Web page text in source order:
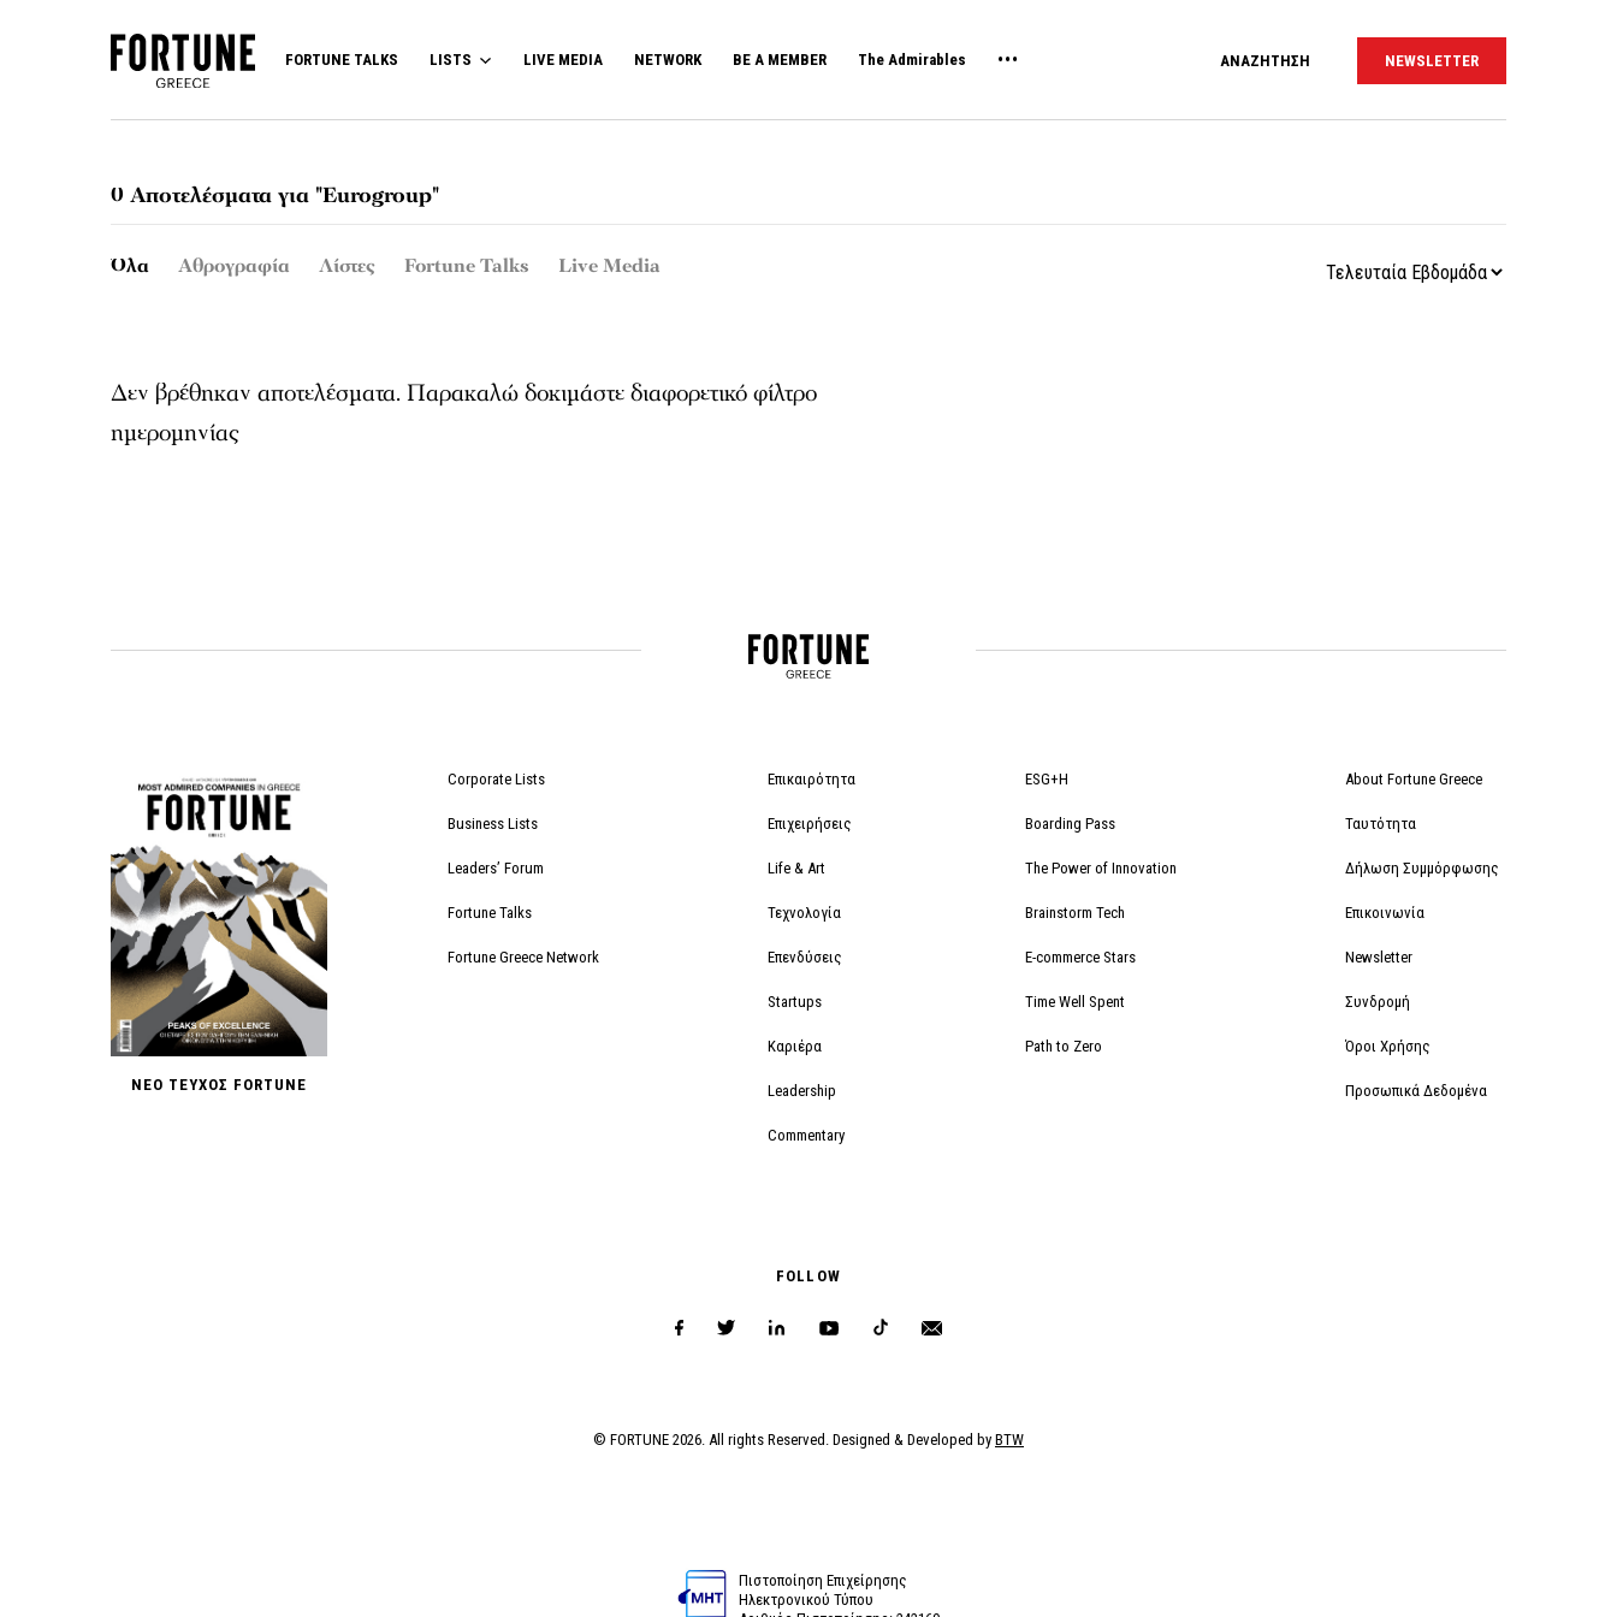
FORTUNE TALKS LISTS LIVE MEDIA NETWORK BE A MEMBER The Admirables ΑΝΑΖΗΤΗΣΗ NEWSLETTER
0 Αποτελέσματα για "Eurogroup"
Όλα Αθρογραφία Λίστες Fortune Talks Live Media
Δεν βρέθηκαν αποτελέσματα. Παρακαλώ δοκιμάστε διαφορετικό φίλτρο
ημερομηνίας
ΝΕΟ ΤΕΥΧΟΣ FORTUNE
Corporate Lists
Business Lists
Leaders’ Forum
Fortune Talks
Fortune Greece Network
Επικαιρότητα
Επιχειρήσεις
Life & Art
Τεχνολογία
Επενδύσεις
Startups
Καριέρα
Leadership
Commentary
ESG+H
Boarding Pass
The Power of Innovation
Brainstorm Tech
E-commerce Stars
Time Well Spent
Path to Zero
About Fortune Greece
Ταυτότητα
Δήλωση Συμμόρφωσης
Επικοινωνία
Newsletter
Συνδρομή
Όροι Χρήσης
Προσωπικά Δεδομένα
FOLLOW
© FORTUNE 2026. All rights Reserved. Designed & Developed by BTW
Πιστοποίηση Επιχείρησης
Ηλεκτρονικού Τύπου